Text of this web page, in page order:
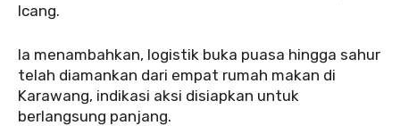
Icang.
‎‎Ia menambahkan, logistik buka puasa hingga sahur
telah diamankan dari empat rumah makan di
Karawang, indikasi aksi disiapkan untuk
berlangsung panjang.